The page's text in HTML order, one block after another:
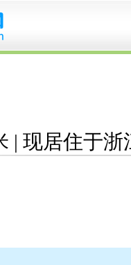
| 现居住于浙